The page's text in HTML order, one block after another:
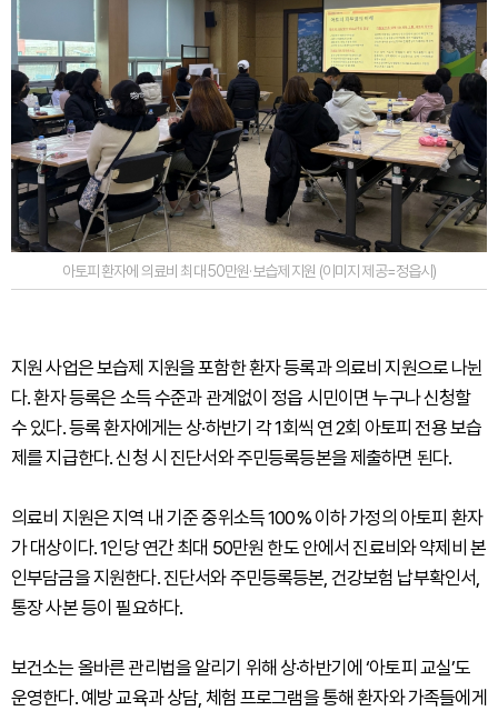
아토피 환자에 의료비 최대 50만원·보습제 지원 (이미지 제공=정읍시)
지원 사업은 보습제 지원을 포함한 환자 등록과 의료비 지원으로 나뉜
다. 환자 등록은 소득 수준과 관계없이 정읍 시민이면 누구나 신청할
수 있다. 등록 환자에게는 상·하반기 각 1회씩 연 2회 아토피 전용 보습
제를 지급한다. 신청 시 진단서와 주민등록등본을 제출하면 된다.
의료비 지원은 지역 내 기준 중위소득 100% 이하 가정의 아토피 환자
가 대상이다. 1인당 연간 최대 50만원 한도 안에서 진료비와 약제비 본
인부담금을 지원한다. 진단서와 주민등록등본, 건강보험 납부확인서,
통장 사본 등이 필요하다.
보건소는 올바른 관리법을 알리기 위해 상·하반기에 ‘아토피 교실’도
운영한다. 예방 교육과 상담, 체험 프로그램을 통해 환자와 가족들에게